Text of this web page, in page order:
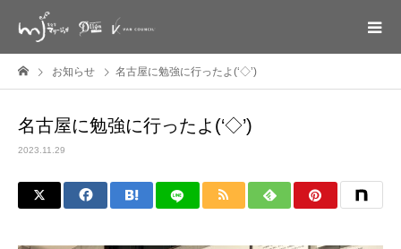
お知らせ 名古屋に勉強に行ったよ(‘◇’)ゞ
名古屋に勉強に行ったよ(‘◇’)ゞ
2023.11.29